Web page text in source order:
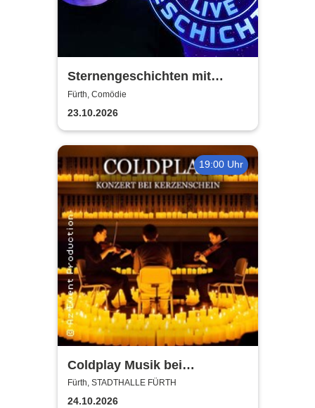
Sternengeschichten mit
Florian Freistetter - Die
Geheimnisse des Universums
Fürth, Comödie
23.10.2026
19:00 Uhr
Coldplay Musik bei
Kerzenschein
Fürth, STADTHALLE FÜRTH
24.10.2026